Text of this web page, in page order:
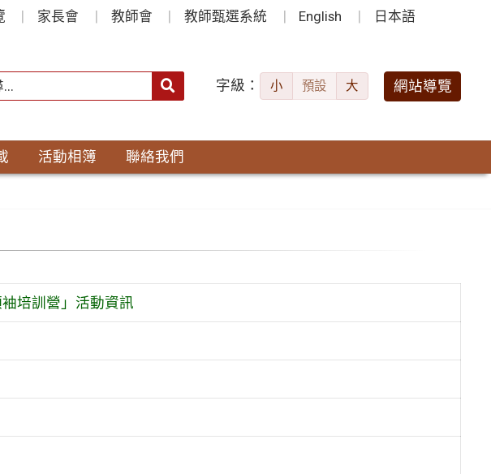
家長會 教師會 教師甄選系統 English 日本語
字級： 小 預設 大 網站導覽
活動相簿 聯絡我們
培訓營」活動資訊